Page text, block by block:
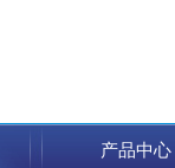
产品中心